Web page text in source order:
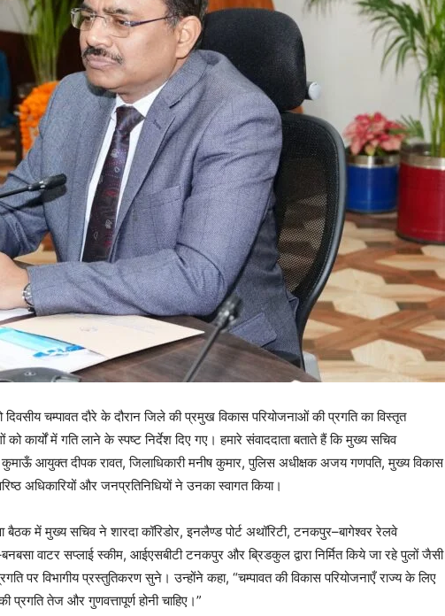
चम्पावत दौरे के दौरान जिले की प्रमुख विकास परियोजनाओं की प्रगति का विस्तृत
कार्यों में गति लाने के स्पष्ट निर्देश दिए गए। हमारे संवाददाता बताते हैं कि मुख्य सचिव
आयुक्त दीपक रावत, जिलाधिकारी मनीष कुमार, पुलिस अधीक्षक अजय गणपति, मुख्य विकास
अधिकारियों और जनप्रतिनिधियों ने उनका स्वागत किया।
बैठक में मुख्य सचिव ने शारदा कॉरिडोर, इनलैण्ड पोर्ट अथॉरिटी, टनकपुर–बागेश्वर रेलवे
वाटर सप्लाई स्कीम, आईएसबीटी टनकपुर और ब्रिडकुल द्वारा निर्मित किये जा रहे पुलों जैसी
पर विभागीय प्रस्तुतिकरण सुने। उन्होंने कहा, “चम्पावत की विकास परियोजनाएँ राज्य के लिए
प्रगति तेज और गुणवत्तापूर्ण होनी चाहिए।”